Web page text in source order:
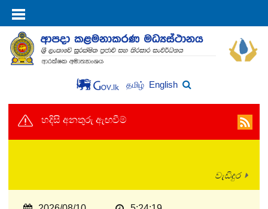
தமிழ் English
හදිසි අනතුරු ඇඟවීම්
වැඩිදුර